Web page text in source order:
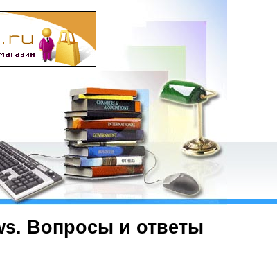
Вопросы и ответы